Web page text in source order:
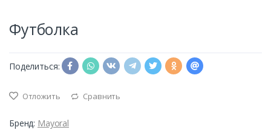
Футболка
Поделиться:
Отложить Сравнить
Бренд: Mayoral